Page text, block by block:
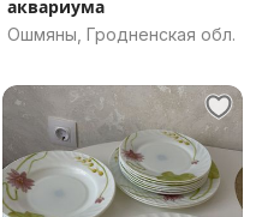
аквариума
Ошмяны, Гродненская обл.